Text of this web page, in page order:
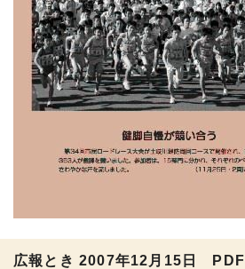
広報とき 2007年12月15日 PDF